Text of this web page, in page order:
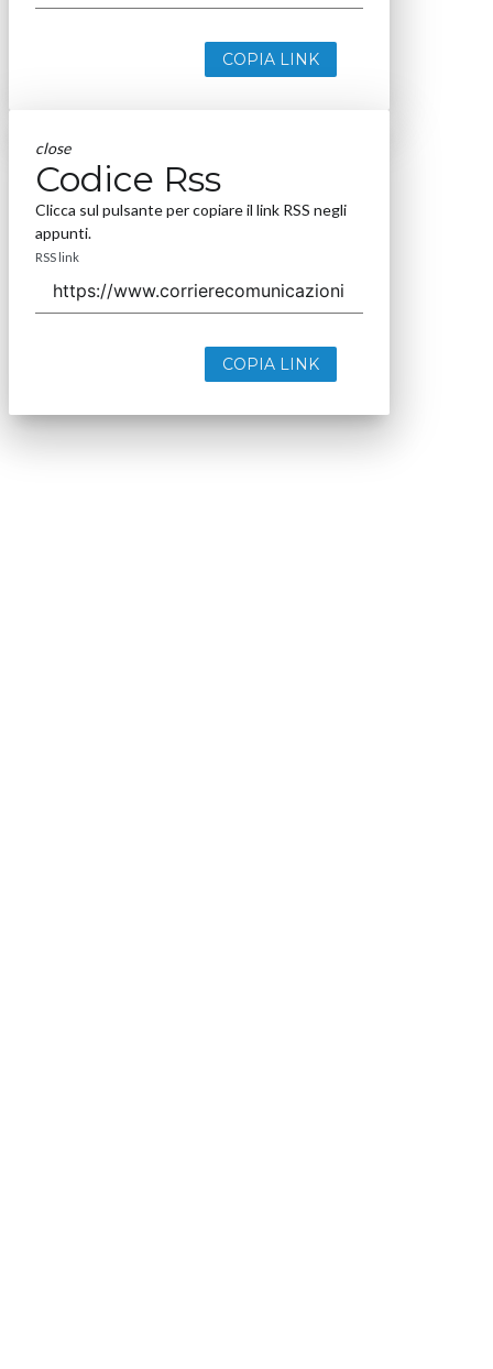
COPIA LINK
close
Codice Rss
Clicca sul pulsante per copiare il link RSS negli
appunti.
RSS link
COPIA LINK